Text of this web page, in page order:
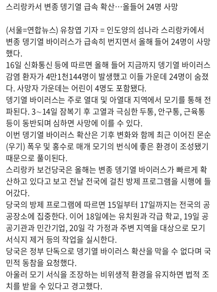
스리랑카서 변종 뎅기열 급속 확산…올들어 24명 사망
(서울=연합뉴스) 유창엽 기자 = 인도양의 섬나라 스리랑카에서
변종 뎅기열 바이러스가 급속히 번지면서 올해 들어 24명이 사망
했다.
16일 신화통신 등에 따르면 올해 들어 지금까지 뎅기열 바이러스
감염 환자가 4만1천144명이 발생했고 이들 가운데 24명이 숨졌
다. 사망자 가운데는 어린이 4명도 포함됐다.
뎅기열 바이러스는 주로 열대 및 아열대 지역에서 모기를 통해 전
파된다. 3∼14일 잠복기 후 고열과 극심한 두통, 안구통, 근육통
등이 동반되며 심하면 사망에 이를 수 있다.
이번 뎅기열 바이러스 확산은 기후 변화와 함께 최근 이어진 몬순
(우기) 폭우 및 홍수로 매개 모기의 번식에 좋은 환경이 조성됐기
때문으로 풀이된다.
스리랑카 보건당국은 올해는 변종 뎅기열 바이러스가 빠르게 확
산하고 있다고 보고 전날 전국에 걸친 방제 프로그램을 시행에 들
어갔다.
당국의 방제 프로그램에 따르면 15일부터 17일까지는 전국의 공
공장소에 집중한다. 이어 18일에는 유치원과 각급 학교, 19일 공
공기관과 민간기업, 20일 각 가정과 주변 지역을 대상으로 모기
서식지 제거 등의 작업을 실시한다.
당국은 정부 단독으로 뎅기열 바이러스 확산을 막을 수 없다며 국
민적 동참을 요청했다.
아울러 모기 서식을 조장하는 비위생적 환경을 유지하면 법적 조
치를 받을 수 있다고 경고했다.